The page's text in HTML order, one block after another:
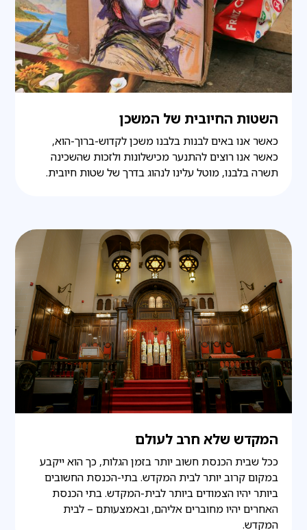
השטות החיובית של המשכן
כאשר אנו באים לבנות בלבנו משכן לקדוש-ברוך-הוא,
כאשר אנו רוצים להתנער מכישלונות ולזכות שהשכינה
תשרה בלבנו, מוטל עלינו לנהוג בדרך של שטות חיובית.
המקדש שלא חרב לעולם
ככל שבית הכנסת חשוב יותר בזמן הגלות, כך הוא ייקבע
במקום קרוב יותר לבית המקדש. בתי-הכנסת החשובים
ביותר יהיו הצמודים ביותר לבית-המקדש. בתי הכנסת
האחרים יהיו מחוברים אליהם, ובאמצעותם – לבית
המקדש.